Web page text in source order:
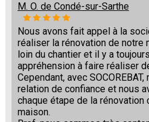
M. O. de Condé-sur-Sarthe
Nous avons fait appel à la
réaliser la rénovation de notre
loin du chantier et il y a
appréhension à faire réaliser
Cependant, avec
relation de confiance et nous
chaque étape de la rénovation
maison.